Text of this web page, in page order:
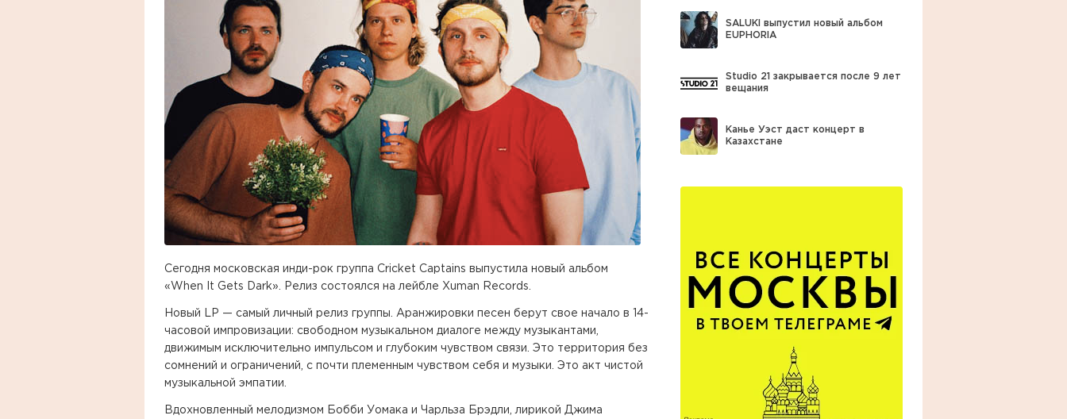
Сегодня московская инди-рок группа Cricket Captains выпустила новый альбом
«When It Gets Dark». Релиз состоялся на лейбле Xuman Records.
Новый LP — самый личный релиз группы. Аранжировки песен берут свое начало в 14-
часовой импровизации: свободном музыкальном диалоге между музыкантами,
движимым исключительно импульсом и глубоким чувством связи. Это территория без
сомнений и ограничений, с почти племенным чувством себя и музыки. Это акт чистой
музыкальной эмпатии.
Вдохновленный мелодизмом Бобби Уомака и Чарльза Брэдли, лирикой Джима
SALUKI выпустил новый альбом
EUPHORIA
Studio 21 закрывается после 9 лет
вещания
Канье Уэст даст концерт в
Казахстане